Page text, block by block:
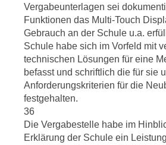
Vergabeunterlagen sei
Funktionen das Multi-Touch
Gebrauch an der Schule u.a.
Schule habe sich im Vorfeld mit
technischen Lösungen für eine
befasst und schriftlich die für sie
Anforderungskriterien für die
festgehalten.
36
Die Vergabestelle habe im
Erklärung der Schule ein